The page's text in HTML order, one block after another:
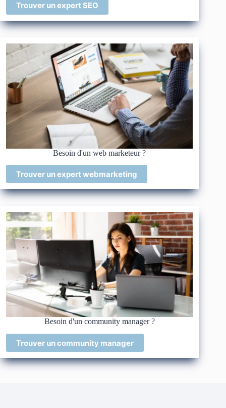
Trouver un expert SEO
Besoin d'un web marketeur ?
Trouver un expert webmarketing
Besoin d'un community manager ?
Trouver un community manager